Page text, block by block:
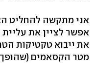
אני מתקשה להחליט
אפשר לציין את
את ייבוא טקטיקות
מטר הקסאמים